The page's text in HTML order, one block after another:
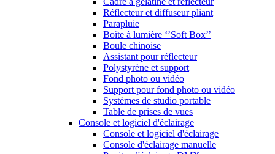
Réflecteur et diffuseur pliant
Parapluie
Boîte à lumière ‘’Soft Box’’
Boule chinoise
Assistant pour réflecteur
Polystyrène et support
Fond photo ou vidéo
Support pour fond photo ou vidéo
Systèmes de studio portable
Table de prises de vues
Console et logiciel d'éclairage
Console et logiciel d'éclairage
Console d'éclairage manuelle